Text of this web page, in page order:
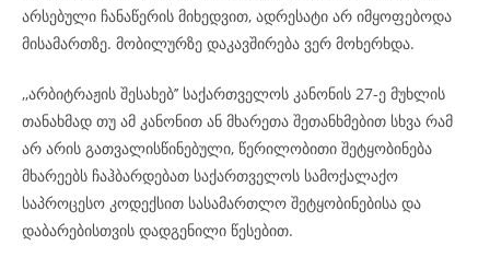
არსებული ჩანაწერის მიხედვით, ადრესატი არ იმყოფებოდა
მისამართზე. მობილურზე დაკავშირება ვერ მოხერხდა.
,,არბიტრაჟის შესახებ’’ საქართველოს კანონის 27-ე მუხლის
თანახმად თუ ამ კანონით ან მხარეთა შეთანხმებით სხვა რამ
არ არის გათვალისწინებული, წერილობითი შეტყობინება
მხარეებს ჩაჰბარდებათ საქართველოს სამოქალაქო
საპროცესო კოდექსით სასამართლო შეტყობინებისა და
დაბარებისთვის დადგენილი წესებით.